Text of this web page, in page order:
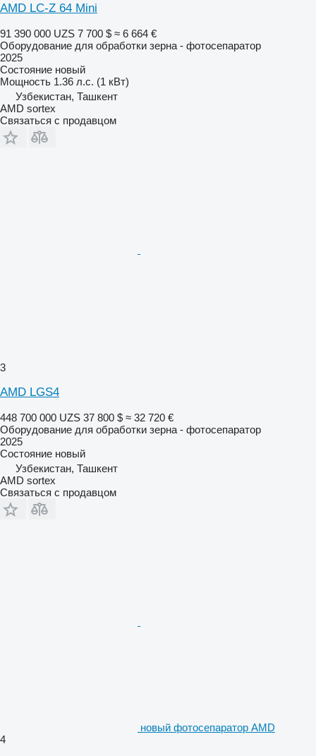
AMD LC-Z 64 Mini
91 390 000 UZS 7 700 $ ≈ 6 664 €
Оборудование для обработки зерна - фотосепаратор
2025
Состояние новый
Мощность 1.36 л.с. (1 кВт)
Узбекистан, Ташкент
AMD sortex
Связаться с продавцом
3
AMD LGS4
448 700 000 UZS 37 800 $ ≈ 32 720 €
Оборудование для обработки зерна - фотосепаратор
2025
Состояние новый
Узбекистан, Ташкент
AMD sortex
Связаться с продавцом
новый фотосепаратор AMD
4